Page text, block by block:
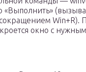
«Выполнить»
Win+R).
окно с